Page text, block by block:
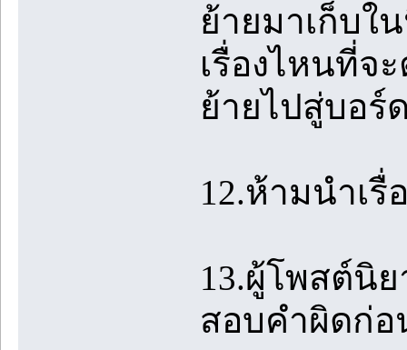
ย้ายมาเก็บใ
เรื่องไหนที่จ
ย้ายไปสู่บอร์
12.ห้ามนำเ
13.ผู้โพสต์นิ
สอบคำผิดก่